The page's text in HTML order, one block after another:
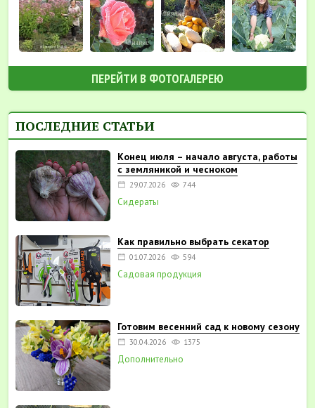
ПЕРЕЙТИ В ФОТОГАЛЕРЕЮ
ПОСЛЕДНИЕ СТАТЬИ
Конец июля – начало августа, работы
с земляникой и чесноком
29.07.2026 744
Сидераты
Как правильно выбрать секатор
01.07.2026 594
Садовая продукция
Готовим весенний сад к новому сезону
30.04.2026 1375
Дополнительно